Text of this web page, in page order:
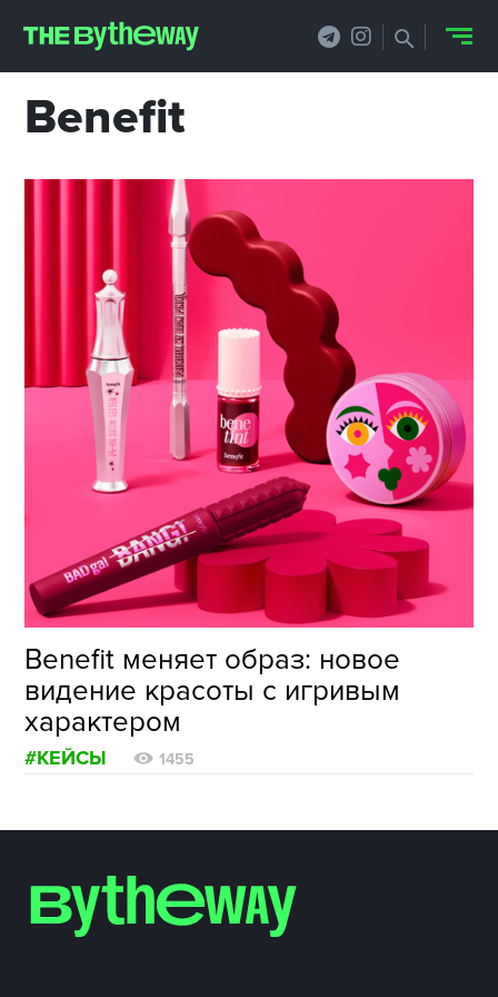
Benefit
Benefit меняет образ: новое
видение красоты с игривым
характером
#КЕЙСЫ 1455
НОВОСТИ
PRO.ОБЗОР
КЕЙСЫ
ФИЛОСОФИЯ
КРЕАТИВА
БИЗНЕС И
ТЕХНОЛОГИИ
ФЕСТИВАЛИ
ФОТОГРАФИЯ
ТИПОГРАФИКА
ИСТОРИИ БРЕНДОВ
О ПРОЕКТЕ